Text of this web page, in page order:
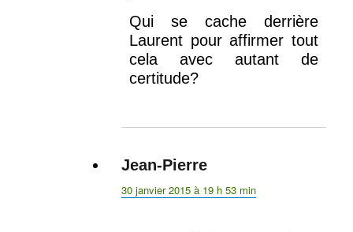
Qui se cache derrière
Laurent pour affirmer tout
cela avec autant de
certitude?
Jean-Pierre
30 janvier 2015 à 19 h 53 min